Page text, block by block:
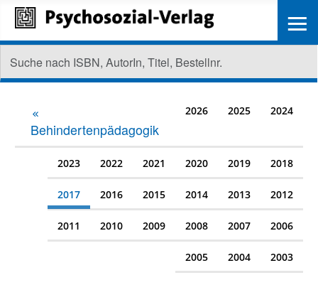
Behindertenpädagogik
2026 2025 2024
2023 2022 2021 2020 2019 2018
2017 2016 2015 2014 2013 2012
2011 2010 2009 2008 2007 2006
2005 2004 2003
≡